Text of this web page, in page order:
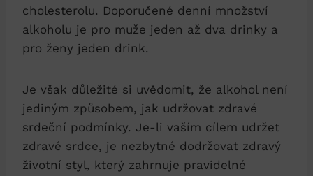
cholesterolu. Doporučené denní množství
alkoholu je pro muže jeden až dva drinky a
pro ženy jeden drink.
Je však důležité si uvědomit, že alkohol není
jediným způsobem, jak udržovat zdravé
srdeční podmínky. Je-li vaším cílem udržet
zdravé srdce, je nezbytné dodržovat zdravý
životní styl, který zahrnuje pravidelné